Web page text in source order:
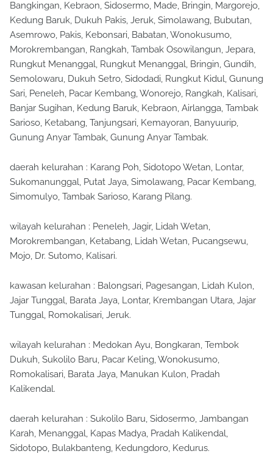
Bangkingan, Kebraon, Sidosermo, Made, Bringin, Margorejo,
Kedung Baruk, Dukuh Pakis, Jeruk, Simolawang, Bubutan,
Asemrowo, Pakis, Kebonsari, Babatan, Wonokusumo,
Morokrembangan, Rangkah, Tambak Osowilangun, Jepara,
Rungkut Menanggal, Rungkut Menanggal, Bringin, Gundih,
Semolowaru, Dukuh Setro, Sidodadi, Rungkut Kidul, Gunung
Sari, Peneleh, Pacar Kembang, Wonorejo, Rangkah, Kalisari,
Banjar Sugihan, Kedung Baruk, Kebraon, Airlangga, Tambak
Sarioso, Ketabang, Tanjungsari, Kemayoran, Banyuurip,
Gunung Anyar Tambak, Gunung Anyar Tambak.
daerah kelurahan : Karang Poh, Sidotopo Wetan, Lontar,
Sukomanunggal, Putat Jaya, Simolawang, Pacar Kembang,
Simomulyo, Tambak Sarioso, Karang Pilang.
wilayah kelurahan : Peneleh, Jagir, Lidah Wetan,
Morokrembangan, Ketabang, Lidah Wetan, Pucangsewu,
Mojo, Dr. Sutomo, Kalisari.
kawasan kelurahan : Balongsari, Pagesangan, Lidah Kulon,
Jajar Tunggal, Barata Jaya, Lontar, Krembangan Utara, Jajar
Tunggal, Romokalisari, Jeruk.
wilayah kelurahan : Medokan Ayu, Bongkaran, Tembok
Dukuh, Sukolilo Baru, Pacar Keling, Wonokusumo,
Romokalisari, Barata Jaya, Manukan Kulon, Pradah
Kalikendal.
daerah kelurahan : Sukolilo Baru, Sidosermo, Jambangan
Karah, Menanggal, Kapas Madya, Pradah Kalikendal,
Sidotopo, Bulakbanteng, Kedungdoro, Kedurus.